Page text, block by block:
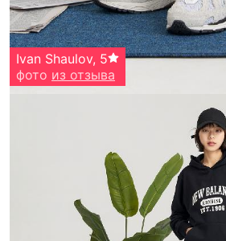
Ivan Shaulov, 5
фото из отзыва